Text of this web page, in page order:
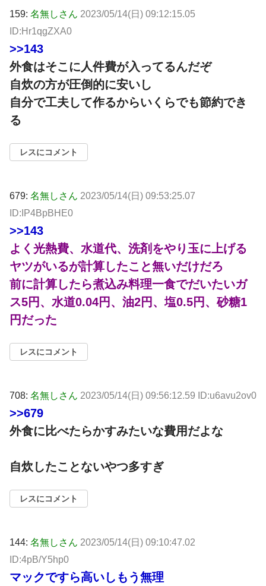
159: 名無しさん 2023/05/14(日) 09:12:15.05
ID:Hr1qgZXA0
>>143
外食はそこに人件費が入ってるんだぞ
自炊の方が圧倒的に安いし
自分で工夫して作るからいくらでも節約でき
る
レスにコメント
679: 名無しさん 2023/05/14(日) 09:53:25.07
ID:IP4BpBHE0
>>143
よく光熱費、水道代、洗剤をやり玉に上げる
ヤツがいるが計算したこと無いだけだろ
前に計算したら煮込み料理一食でだいたいガ
ス5円、水道0.04円、油2円、塩0.5円、砂糖1
円だった
レスにコメント
708: 名無しさん 2023/05/14(日) 09:56:12.59 ID:u6avu2ov0
>>679
外食に比べたらかすみたいな費用だよな
自炊したことないやつ多すぎ
レスにコメント
144: 名無しさん 2023/05/14(日) 09:10:47.02
ID:4pB/Y5hp0
マックですら高いしもう無理